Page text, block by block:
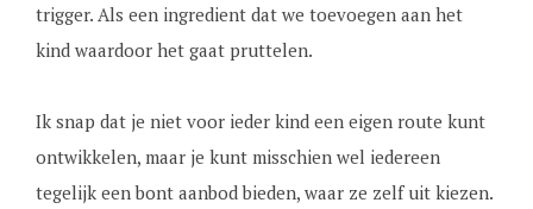
trigger. Als een ingredient dat we toevoegen aan het
kind waardoor het gaat pruttelen.
Ik snap dat je niet voor ieder kind een eigen route kunt
ontwikkelen, maar je kunt misschien wel iedereen
tegelijk een bont aanbod bieden, waar ze zelf uit kiezen.